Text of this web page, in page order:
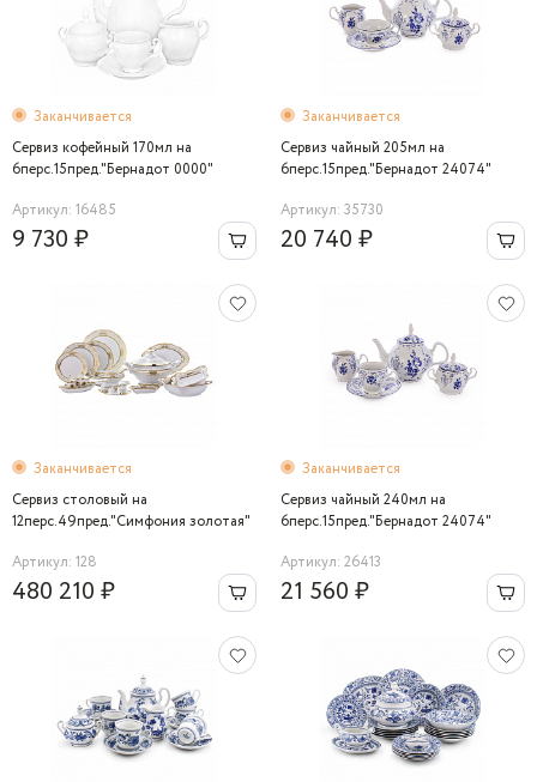
Заканчивается
Сервиз кофейный 170мл на
6перс.15пред."Бернадот 0000"
Артикул: 16485
9 730 ₽
Заканчивается
Сервиз чайный 205мл на
6перс.15пред."Бернадот 24074"
Артикул: 35730
20 740 ₽
Заканчивается
Сервиз столовый на
12перс.49пред."Симфония золотая"
Артикул: 128
480 210 ₽
Заканчивается
Сервиз чайный 240мл на
6перс.15пред."Бернадот 24074"
Артикул: 26413
21 560 ₽